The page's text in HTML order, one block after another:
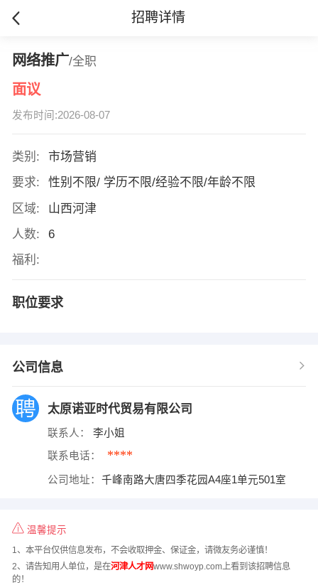
招聘详情
网络推广/全职
面议
发布时间:2026-08-07
类别:
市场营销
要求:
性别不限/ 学历不限/经验不限/年龄不限
区域:
山西河津
人数:
6
福利:
职位要求
公司信息
太原诺亚时代贸易有限公司
联系人： 李小姐
联系电话： ****
公司地址： 千峰南路大唐四季花园A4座1单元501室
温馨提示
1、本平台仅供信息发布，不会收取押金、保证金，请微友务必谨慎！
2、请告知用人单位，是在河津人才网www.shwoyp.com上看到该招聘信息
的！